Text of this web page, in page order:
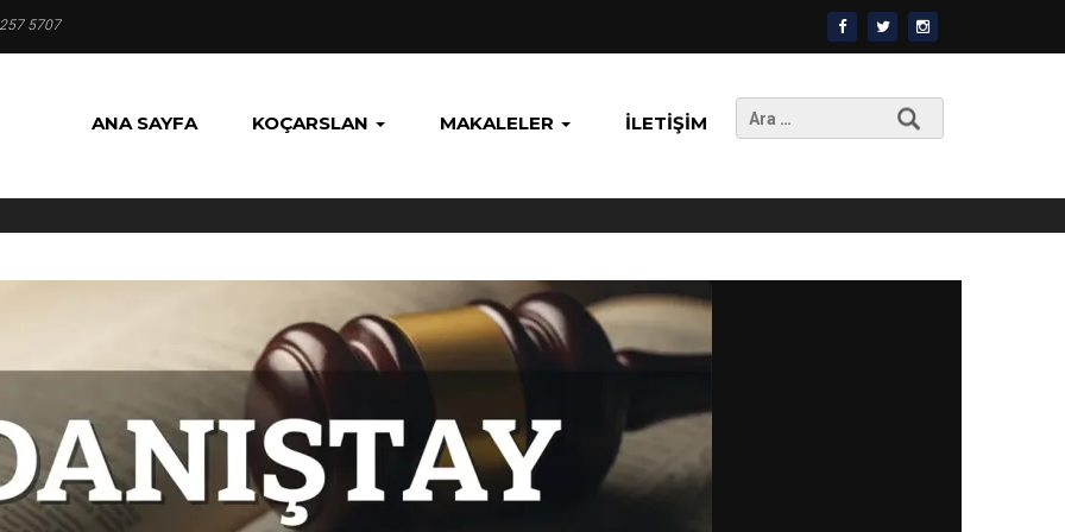
5707
ANA SAYFA KOÇARSLAN MAKALELER İLETIŞIM
Arama: